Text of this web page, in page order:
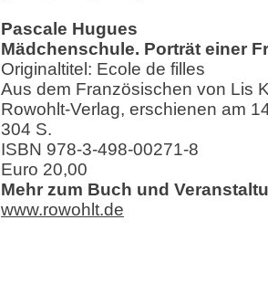
Pascale Hugues
Mädchenschule. Porträt einer
Originaltitel: Ecole de filles
Aus dem Französischen von Lis
Rowohlt-Verlag, erschienen am
304 S.
ISBN 978-3-498-00271-8
Euro 20,00
Mehr zum Buch und
www.rowohlt.de